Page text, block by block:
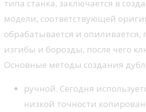
типа станка, заключается в
модели, соответствующей
обрабатывается и опиливается,
изгибы и борозды, после чего
Основные методы создания
ручной. Сегодня
низкой точности